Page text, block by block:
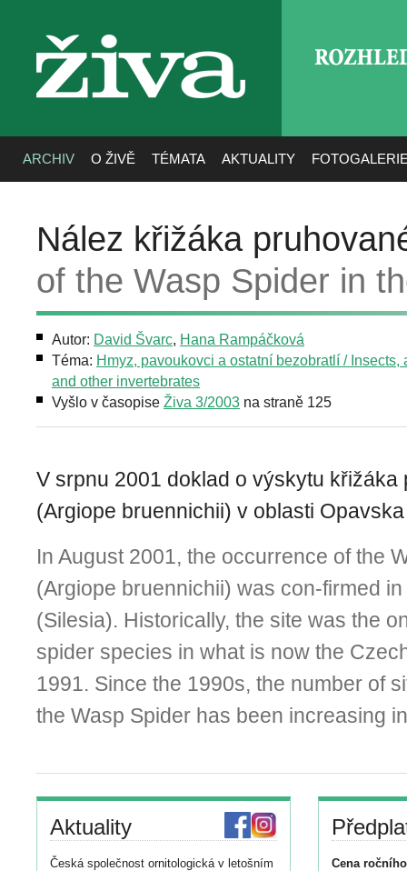
živa
ARCHIV O ŽIVĚ TÉMATA AKTUALITY
Nález křižáka
of the Wasp Spider in
Autor: David Švarc, Hana Rampáčková
Téma: Hmyz, pavoukovci a ostatní bezobratlí / Insects,
and other invertebrates
Vyšlo v časopise Živa 3/2003 na straně 125
V srpnu 2001 doklad o výskytu křižáka
(Argiope bruennichii) v oblasti
In August 2001, the occurrence of the
(Argiope bruennichii) was con-firmed
(Silesia). Historically, the site was the
spider species in what is now the
1991. Since the 1990s, the number of
the Wasp Spider has been increasing
Aktuality
Česká společnost ornitologická v letošním
Cena